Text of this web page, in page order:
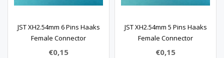
JST XH2.54mm 6 Pins Haaks
Female Connector
€0,15
JST XH2.54mm 5 Pins Haaks
Female Connector
€0,15